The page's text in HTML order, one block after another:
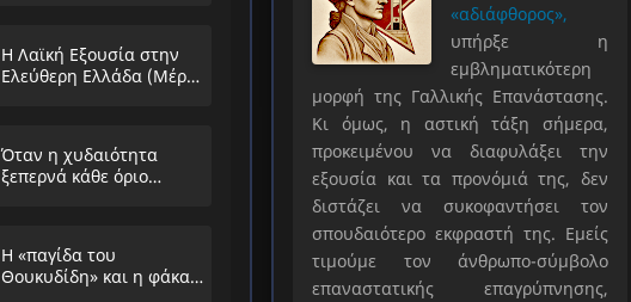
Η Λαϊκή Εξουσία στην
Ελεύθερη Ελλάδα (Μέρος
Όταν η χυδαιότητα
ξεπερνά κάθε όριο…
Η «παγίδα του
Θουκυδίδη» και η φάκα
«αδιάφθορος»,
υπήρξε η
εμβληματικότερη
μορφή της Γαλλικής Επανάστασης.
Κι όμως, η αστική τάξη σήμερα,
προκειμένου να διαφυλάξει την
εξουσία και τα προνόμιά της, δεν
διστάζει να συκοφαντήσει τον
σπουδαιότερο εκφραστή της. Εμείς
τιμούμε τον άνθρωπο-σύμβολο
επαναστατικής επαγρύπνησης,